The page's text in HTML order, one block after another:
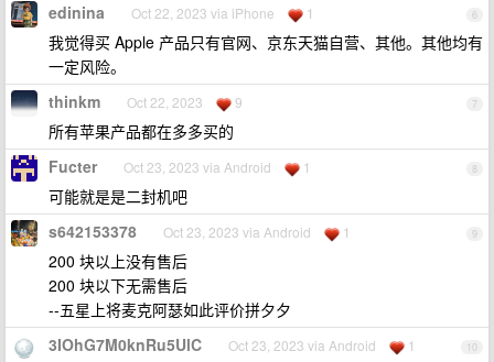
6
edinina Oct 22, 2023 via iPhone 1
我觉得买 Apple 产品只有官网、京东天猫自营、其他。其他均有
一定风险。
7
thinkm Oct 22, 2023 9
所有苹果产品都在多多买的
8
Fucter Oct 23, 2023 via Android 1
可能就是是二封机吧
9
s642153378 Oct 23, 2023 via Android 1
200 块以上没有售后
200 块以下无需售后
--五星上将麦克阿瑟如此评价拼夕夕
10
3IOhG7M0knRu5UlC Oct 23, 2023 via Android 1